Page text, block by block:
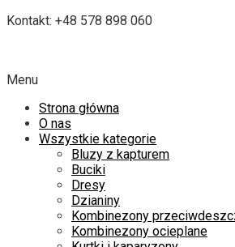
Kontakt: +48 578 898 060
Menu
Strona główna
O nas
Wszystkie kategorie
Bluzy z kapturem
Buciki
Dresy
Dzianiny
Kombinezony
Kombinezony ocieplane